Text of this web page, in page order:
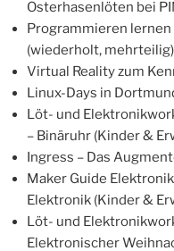
Osterhasenlöten bei
Programmieren
(wiederholt, mehrteilig)
Virtual Reality zum
Linux-Days in
Löt- und
– Binäruhr (Kinder &
Ingress – Das
Maker Guide
Elektronik (Kinder &
Löt- und
Elektronischer